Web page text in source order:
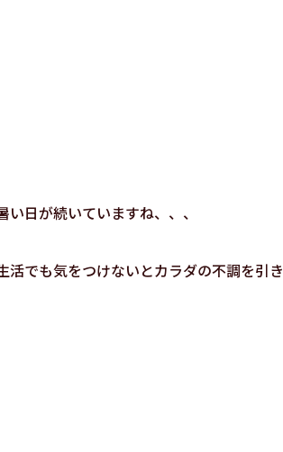
日が続いていますね、、、
でも気をつけないとカラダの不調を引き